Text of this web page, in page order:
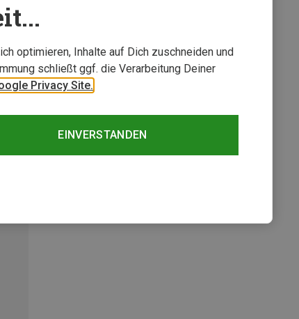
optimieren, Inhalte auf Dich zuschneiden und
schließt ggf. die Verarbeitung Deiner
Privacy Site.
EINVERSTANDEN